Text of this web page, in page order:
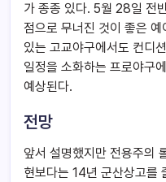
가 종종 있다. 5월 28일 전
점으로 무너진 것이 좋은
있는 고교야구에서도 컨디
일정을 소화하는 프로야구
예상된다.
전망
앞서 설명했지만 전용주의
현보다는 14년 군산상고를